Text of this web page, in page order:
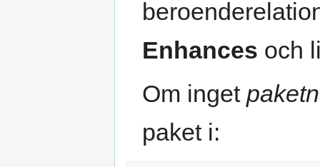
Enhances och
Om inget
paket i: